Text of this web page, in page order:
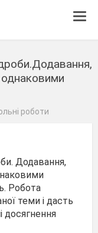
однаковими
роботи
Додавання,
Робота
теми і дасть
досягнення